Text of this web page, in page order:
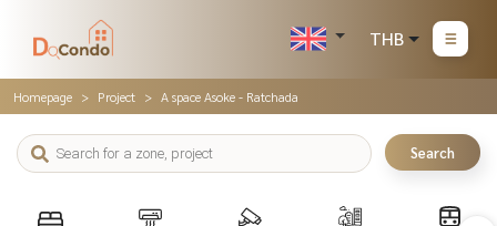
THB
Homepage Project A space Asoke - Ratchada
Search